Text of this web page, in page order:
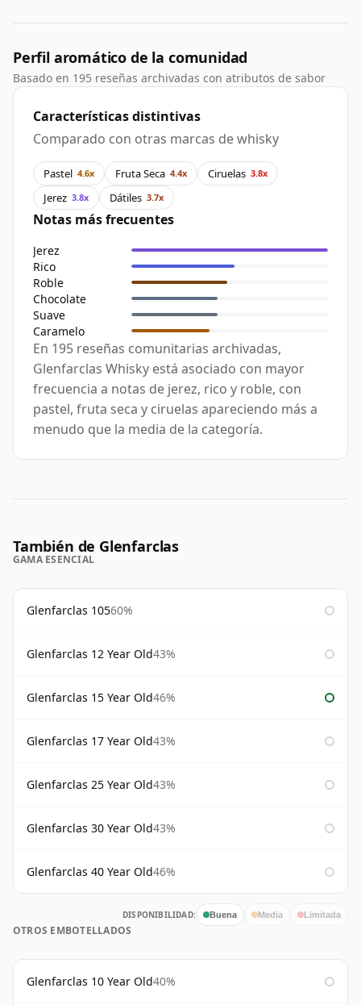
Perfil aromático de la comunidad
Basado en 195 reseñas archivadas con atributos de sabor
Características distintivas
Comparado con otras marcas de whisky
Pastel 4.6x Fruta Seca 4.4x Ciruelas 3.8x
Jerez 3.8x Dátiles 3.7x
Notas más frecuentes
Jerez
Rico
Roble
Chocolate
Suave
Caramelo
En 195 reseñas comunitarias archivadas,
Glenfarclas Whisky está asociado con mayor
frecuencia a notas de jerez, rico y roble, con
pastel, fruta seca y ciruelas apareciendo más a
menudo que la media de la categoría.
También de Glenfarclas
GAMA ESENCIAL
Glenfarclas 10560%
Glenfarclas 12 Year Old43%
Glenfarclas 15 Year Old46%
Glenfarclas 17 Year Old43%
Glenfarclas 25 Year Old43%
Glenfarclas 30 Year Old43%
Glenfarclas 40 Year Old46%
DISPONIBILIDAD: Buena Media Limitada
OTROS EMBOTELLADOS
Glenfarclas 10 Year Old40%